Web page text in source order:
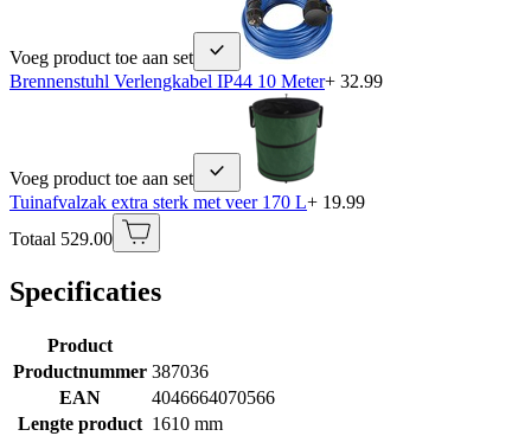
Voeg product toe aan set
Brennenstuhl Verlengkabel IP44 10 Meter+ 32.99
Voeg product toe aan set
Tuinafvalzak extra sterk met veer 170 L+ 19.99
Totaal 529.00
Specificaties
Product
Productnummer 387036
EAN
4046664070566
Lengte product 1610 mm